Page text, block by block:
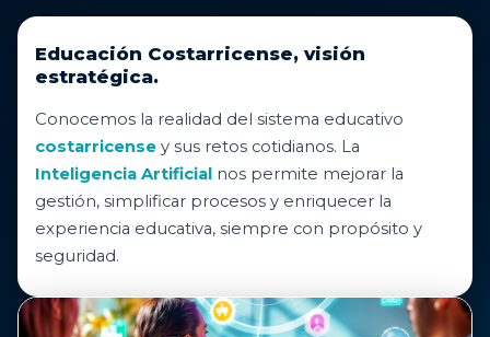
Educación Costarricense, visión
estratégica.
Conocemos la realidad del sistema educativo
costarricense y sus retos cotidianos. La
Inteligencia Artificial nos permite mejorar la
gestión, simplificar procesos y enriquecer la
experiencia educativa, siempre con propósito y
seguridad.